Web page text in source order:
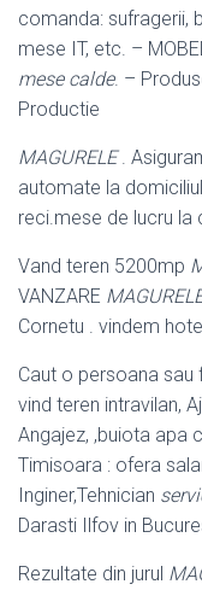
comanda: sufragerii,
mese IT, etc. –
mese calde. –
Productie
MAGURELE.
automate la
reci.mese de lucru la
Vand teren 5200mp
VANZARE
Cornetu . vindem
Caut o persoana sau
vind teren intravilan,
Angajez, ,buiota apa
Timisoara : ofera
Inginer,Tehnician
Darasti Ilfov in
Rezultate din jurul